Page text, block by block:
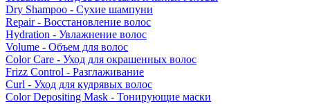
Dry Shampoo - Сухие шампуни
Repair - Восстановление волос
Hydration - Увлажнение волос
Volume - Объем для волос
Color Care - Уход для окрашенных волос
Frizz Control - Разглаживание
Curl - Уход для кудрявых волос
Color Depositing Mask - Тонирующие маски